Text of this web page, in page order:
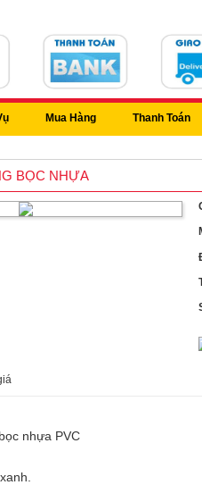
Mua Hàng Thanh Toán
BỌC NHỰA
nhựa PVC